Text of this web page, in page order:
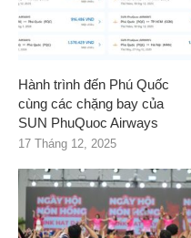
Hành trình đến Phú Quốc
cùng các chặng bay của
SUN PhuQuoc Airways
17 Tháng 12, 2025